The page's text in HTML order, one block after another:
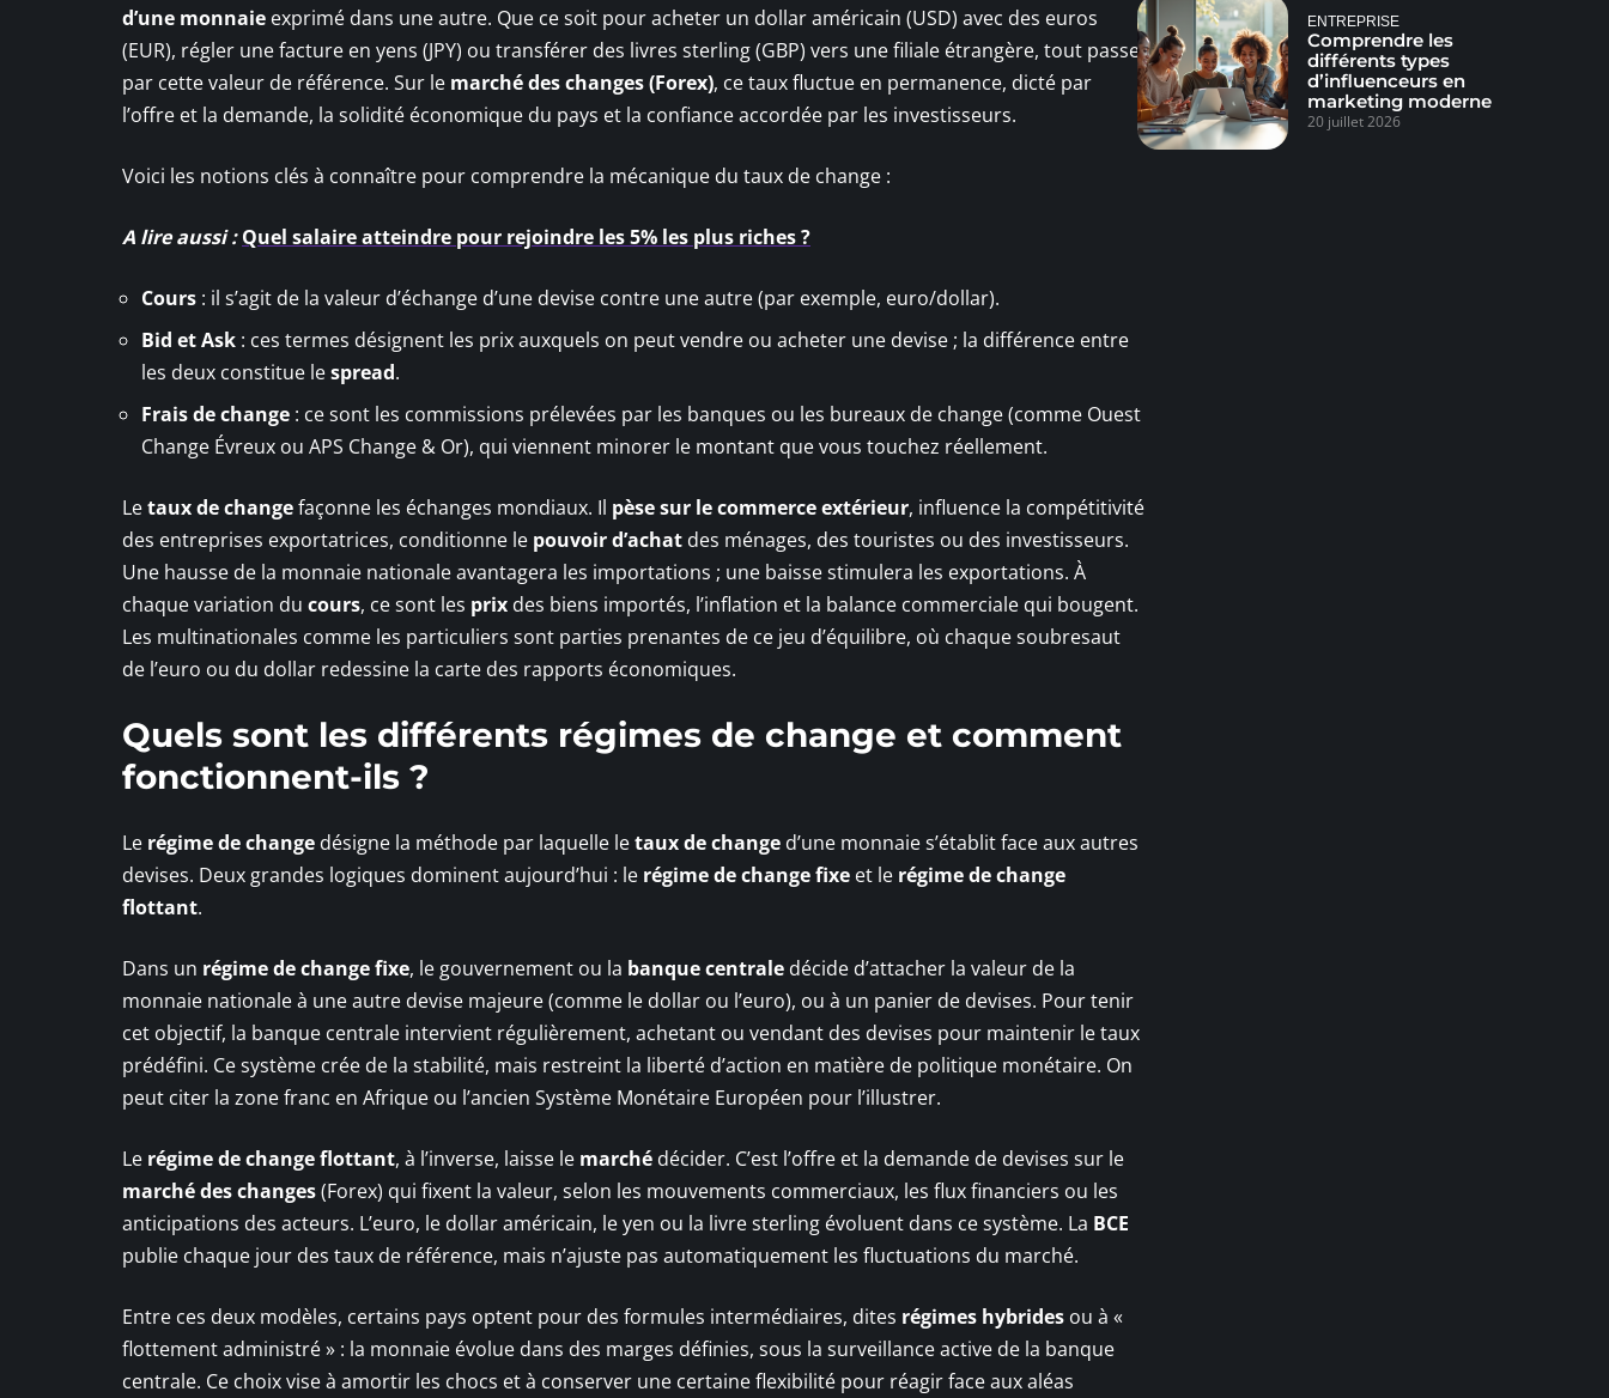
d’une monnaie exprimé dans une autre. Que ce soit pour acheter un dollar américain (USD) avec des euros
(EUR), régler une facture en yens (JPY) ou transférer des livres sterling (GBP) vers une filiale étrangère, tout passe
par cette valeur de référence. Sur le marché des changes (Forex), ce taux fluctue en permanence, dicté par
l’offre et la demande, la solidité économique du pays et la confiance accordée par les investisseurs.
Voici les notions clés à connaître pour comprendre la mécanique du taux de change :
A lire aussi : Quel salaire atteindre pour rejoindre les 5% les plus riches ?
Cours : il s’agit de la valeur d’échange d’une devise contre une autre (par exemple, euro/dollar).
Bid et Ask : ces termes désignent les prix auxquels on peut vendre ou acheter une devise ; la différence entre
les deux constitue lespread.
Frais de change : ce sont les commissions prélevées par les banques ou les bureaux de change (comme Ouest
Change Évreux ou APS Change & Or), qui viennent minorer le montant que vous touchez réellement.
Letaux de changefaçonne les échanges mondiaux. Il pèse sur le commerce extérieur, influence la compétitivité
des entreprises exportatrices, conditionne le pouvoir d’achat des ménages, des touristes ou des investisseurs.
Une hausse de la monnaie nationale avantagera les importations ; une baisse stimulera les exportations. À
chaque variation du cours, ce sont les prix des biens importés, l’inflation et la balance commerciale qui bougent.
Les multinationales comme les particuliers sont parties prenantes de ce jeu d’équilibre, où chaque soubresaut
de l’euro ou du dollar redessine la carte des rapports économiques.
Quels sont les différents régimes de change et comment
fonctionnent-ils ?
Le régime de change désigne la méthode par laquelle letaux de change d’une monnaie s’établit face aux autres
devises. Deux grandes logiques dominent aujourd’hui : le régime de change fixe et le régime de change
flottant.
Dans un régime de change fixe, le gouvernement ou la banque centrale décide d’attacher la valeur de la
monnaie nationale à une autre devise majeure (comme le dollar ou l’euro), ou à un panier de devises. Pour tenir
cet objectif, la banque centrale intervient régulièrement, achetant ou vendant des devises pour maintenir le taux
prédéfini. Ce système crée de la stabilité, mais restreint la liberté d’action en matière de politique monétaire. On
peut citer la zone franc en Afrique ou l’ancien Système Monétaire Européen pour l’illustrer.
Le régime de change flottant, à l’inverse, laisse le marché décider. C’est l’offre et la demande de devises sur le
marché des changes(Forex) qui fixent la valeur, selon les mouvements commerciaux, les flux financiers ou les
anticipations des acteurs. L’euro, le dollar américain, le yen ou la livre sterling évoluent dans ce système. La BCE
publie chaque jour des taux de référence, mais n’ajuste pas automatiquement les fluctuations du marché.
Entre ces deux modèles, certains pays optent pour des formules intermédiaires, dites régimes hybrides ou à «
flottement administré » : la monnaie évolue dans des marges définies, sous la surveillance active de la banque
centrale. Ce choix vise à amortir les chocs et à conserver une certaine flexibilité pour réagir face aux aléas
ENTREPRISE
Comprendre les
différents types
d’influenceurs en
marketing moderne
20 juillet 2026